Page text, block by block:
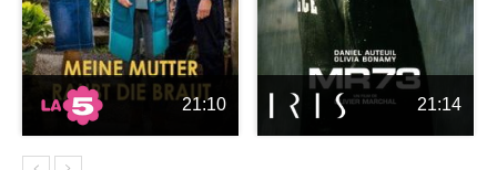
21:10 21:14